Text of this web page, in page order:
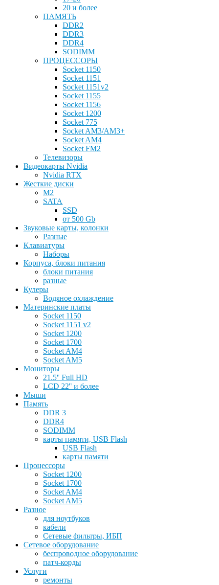
20 и более
ПАМЯТЬ
DDR2
DDR3
DDR4
SODIMM
ПРОЦЕССОРЫ
Socket 1150
Socket 1151
Socket 1151v2
Socket 1155
Socket 1156
Socket 1200
Socket 775
Socket AM3/AM3+
Socket AM4
Socket FM2
Телевизоры
Видеокарты Nvidia
Nvidia RTX
Жесткие диски
M2
SATA
SSD
от 500 Gb
Звуковые карты, колонки
Разные
Клавиатуры
Наборы
Корпуса, блоки питания
блоки питания
разные
Кулеры
Водяное охлаждение
Материнские платы
Socket 1150
Socket 1151 v2
Socket 1200
Socket 1700
Socket AM4
Socket AM5
Мониторы
21.5'' Full HD
LCD 22'' и более
Мыши
Память
DDR 3
DDR4
SODIMM
карты памяти, USB Flash
USB Flash
карты памяти
Процессоры
Socket 1200
Socket 1700
Socket AM4
Socket AM5
Разное
для ноутбуков
кабели
Сетевые фильтры, ИБП
Сетевое оборудование
беспроводное оборудование
патч-корды
Услуги
ремонты